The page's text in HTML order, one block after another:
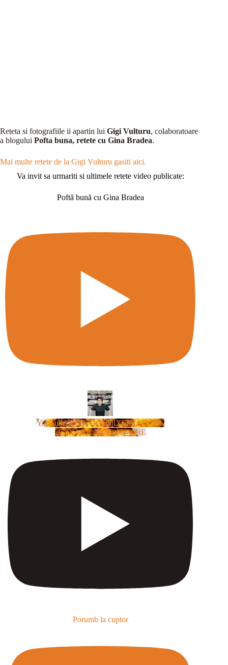
Reteta si fotografiile ii apartin lui Gigi Vulturu, colaboratoare
a blogului Pofta buna, retete cu Gina Bradea.
Mai multe retete de la Gigi Vulturu gasiti aici.
Va invit sa urmariti si ultimele retete video publicate:
Poftă bună cu Gina Bradea
YouTube Video UCm5llXSLY4CyCX-
zC8XosTw_huaQwN_rBrE
Porumb la cuptor